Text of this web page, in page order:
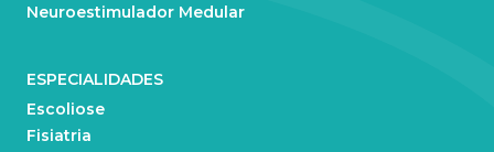
Neuroestimulador Medular
ESPECIALIDADES
Escoliose
Fisiatria